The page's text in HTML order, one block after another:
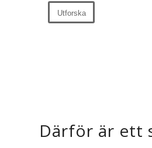
Utforska
Därför är ett